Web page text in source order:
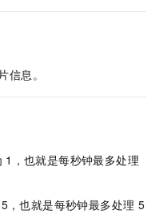
信息。
1，也就是每秒钟最多处理
5，也就是每秒钟最多处理 5